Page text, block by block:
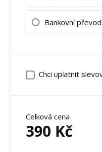
Bankovní
Chci uplatnit
Celková cena
390 Kč